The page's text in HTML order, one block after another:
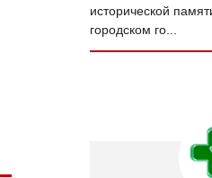
исторической
городском го...